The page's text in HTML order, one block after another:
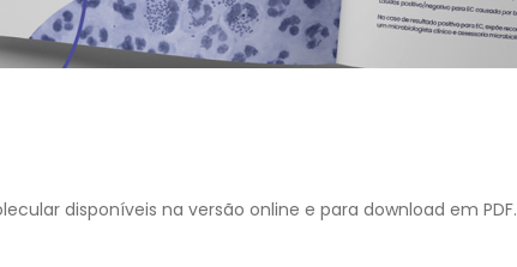
disponíveis na versão online e para download em PDF.